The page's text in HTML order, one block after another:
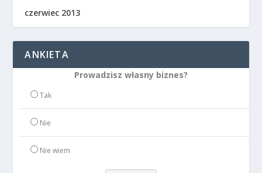
czerwiec 2013
ANKIETA
Prowadzisz własny biznes?
Tak
Nie
Nie wiem